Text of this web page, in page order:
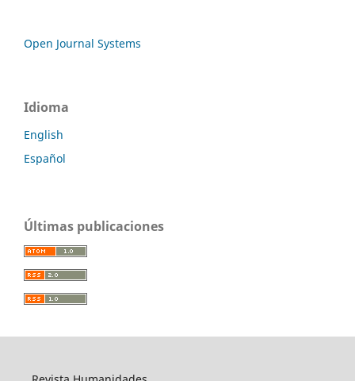
Open Journal Systems
Idioma
English
Español
Últimas publicaciones